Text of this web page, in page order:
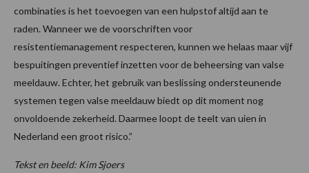
combinaties is het toevoegen van een hulpstof altijd aan te
raden. Wanneer we de voorschriften voor
resistentiemanagement respecteren, kunnen we helaas maar vijf
bespuitingen preventief inzetten voor de beheersing van valse
meeldauw. Echter, het gebruik van beslissing ondersteunende
systemen tegen valse meeldauw biedt op dit moment nog
onvoldoende zekerheid. Daarmee loopt de teelt van uien in
Nederland een groot risico.”
Tekst en beeld: Kim Sjoers